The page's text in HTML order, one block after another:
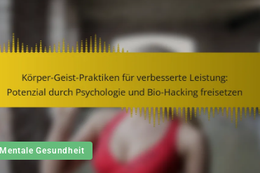
Mentale Gesundheit